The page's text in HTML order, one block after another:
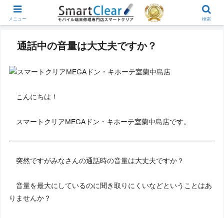
通話中の音量は大丈夫ですか？
こんにちは！
スマートクリアMEGAドン・キホーテ室蘭中島店です。
突然ですがみなさんの通話時の音量は大丈夫ですか？
音量を最大にしているのに聞き取りにくいなどということはあ
りませんか？
メニュー 検索